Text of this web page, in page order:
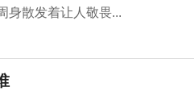
身散发着让人敬畏...